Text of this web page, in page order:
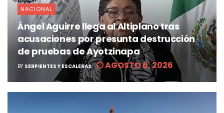
NACIONAL
Ángel Aguirre llega al Altiplano tras
acusaciones por presunta destrucción
de pruebas de Ayotzinapa
BY SERPIENTES Y ESCALERAS AGOSTO 6, 2026